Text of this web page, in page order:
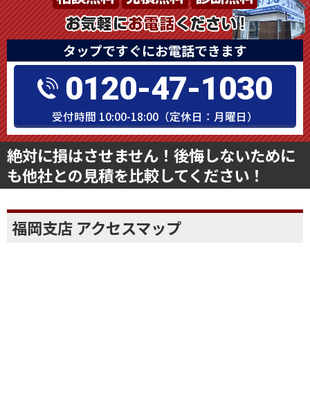
タップですぐにお電話できます
0120-47-1030
受付時間 10:00-18:00（定休日：月曜日）
絶対に損はさせません！後悔しないために
も他社との見積を比較してください！
福岡支店 アクセスマップ